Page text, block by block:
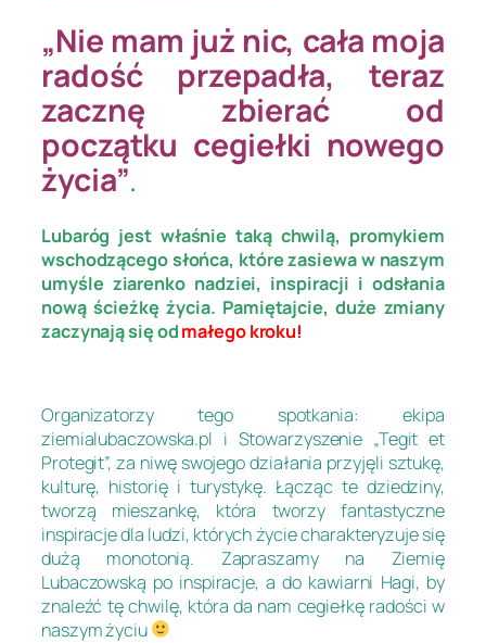
„Nie mam już nic, cała moja
radość przepadła, teraz
zacznę zbierać od
początku cegiełki nowego
życia”.
Lubaróg jest właśnie taką chwilą, promykiem
wschodzącego słońca, które zasiewa w naszym
umyśle ziarenko nadziei, inspiracji i odsłania
nową ścieżkę życia. Pamiętajcie, duże zmiany
zaczynają się odmałego kroku!
Organizatorzy tego spotkania: ekipa
ziemialubaczowska.pl i Stowarzyszenie „Tegit et
Protegit”, za niwę swojego działania przyjęli sztukę,
kulturę, historię i turystykę. Łącząc te dziedziny,
tworzą mieszankę, która tworzy fantastyczne
inspiracje dla ludzi, których życie charakteryzuje się
dużą monotonią. Zapraszamy na Ziemię
Lubaczowską po inspiracje, a do kawiarni Hagi, by
znaleźć tę chwilę, która da nam cegiełkę radości w
naszym życiu